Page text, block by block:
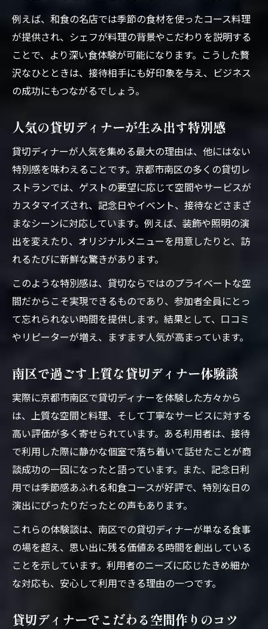
例えば、和食の名店では季節の食材を使ったコース料理
が提供され、シェフが料理の背景やこだわりを説明する
ことで、より深い食体験が可能になります。こうした贅
沢なひとときは、接待相手にも好印象を与え、ビジネス
の成功にもつながるでしょう。
人気の貸切ディナーが生み出す特別感
貸切ディナーが人気を集める最大の理由は、他にはない
特別感を味わえることです。京都市南区の多くの貸切レ
ストランでは、ゲストの要望に応じて空間やサービスが
カスタマイズされ、記念日やイベント、接待などさまざ
まなシーンに対応しています。例えば、装飾や照明の演
出を変えたり、オリジナルメニューを用意したりと、訪
れるたびに新鮮な驚きがあります。
このような特別感は、貸切ならではのプライベートな空
間だからこそ実現できるものであり、参加者全員にとっ
て忘れられない時間を提供します。結果として、口コミ
やリピーターが増え、ますます人気が高まっています。
南区で過ごす上質な貸切ディナー体験談
実際に京都市南区で貸切ディナーを体験した方々から
は、上質な空間と料理、そして丁寧なサービスに対する
高い評価が多く寄せられています。ある利用者は、接待
で利用した際に静かな個室で落ち着いて話せたことが商
談成功の一因になったと語っています。また、記念日利
用では季節感あふれる和食コースが好評で、特別な日の
演出にぴったりだったとの声もあります。
これらの体験談は、南区での貸切ディナーが単なる食事
の場を超え、思い出に残る価値ある時間を創出している
ことを示しています。利用者のニーズに応じたきめ細か
な対応も、安心して利用できる理由の一つです。
貸切ディナーでこだわる空間作りのコツ